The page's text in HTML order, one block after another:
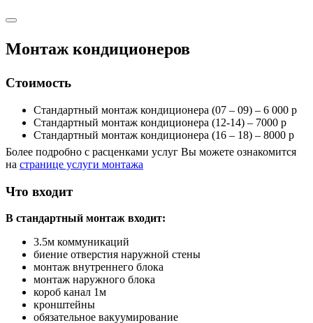
Монтаж кондиционеров
Стоимость
Стандартный монтаж кондиционера (07 – 09) – 6 000 р
Стандартный монтаж кондиционера (12-14) – 7000 р
Стандартный монтаж кондиционера (16 – 18) – 8000 р
Более подробно с расценками услуг Вы можете ознакомится
на странице услуги монтажа
Что входит
В стандартный монтаж входит:
3.5м коммуникаций
биение отверстия наружной стены
монтаж внутреннего блока
монтаж наружного блока
короб канал 1м
кронштейны
обязательное вакуумирование